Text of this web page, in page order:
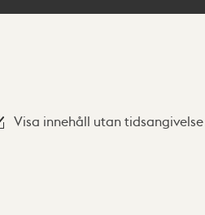
Visa innehåll utan tidsangivelse